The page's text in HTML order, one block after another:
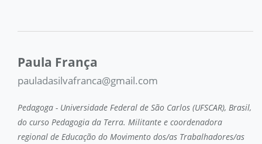
Paula França
pauladasilvafranca@gmail.com
Pedagoga - Universidade Federal de São Carlos (UFSCAR), Brasil,
do curso Pedagogia da Terra. Militante e coordenadora
regional de Educação do Movimento dos/as Trabalhadores/as